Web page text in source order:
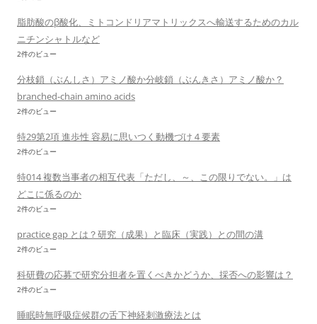
脂肪酸のβ酸化、ミトコンドリアマトリックスへ輸送するためのカル
ニチンシャトルなど
2件のビュー
分枝鎖（ぶんしさ）アミノ酸か分岐鎖（ぶんきさ）アミノ酸か？
branched-chain amino acids
2件のビュー
特29第2項 進歩性 容易に思いつく動機づけ４要素
2件のビュー
特014 複数当事者の相互代表「ただし、～、この限りでない。」は
どこに係るのか
2件のビュー
practice gap とは？研究（成果）と臨床（実践）との間の溝
2件のビュー
科研費の応募で研究分担者を置くべきかどうか、採否への影響は？
2件のビュー
睡眠時無呼吸症候群の舌下神経刺激療法とは